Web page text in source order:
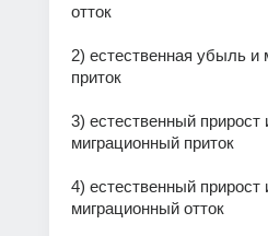
отток
2) естественная убыль и
приток
3) естественный прирост
миграционный приток
4) естественный прирост
миграционный отток